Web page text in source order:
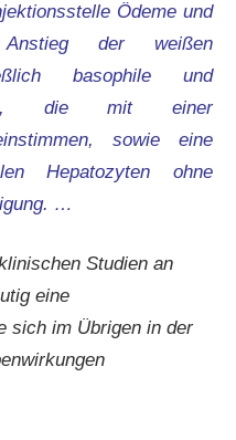
Ödeme und
der weißen
basophile und
die mit einer
sowie eine
Hepatozyten ohne
…
Studien an
eine
sich im Übrigen in der